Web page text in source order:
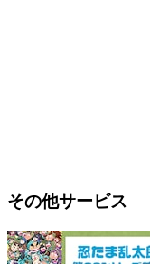
その他サービス